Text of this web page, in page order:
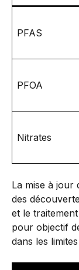
PFAS
PFOA
Nitrates
La mise à jour
des
et le
pour objectif
dans les